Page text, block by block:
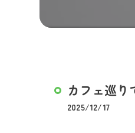
カフェ巡り
2025/12/17